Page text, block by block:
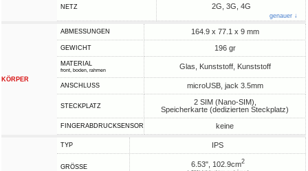
NETZ 2G, 3G, 4G
genauer ↓
KÖRPER
ABMESSUNGEN 164.9 x 77.1 x 9 mm
GEWICHT 196 gr
MATERIAL
front, boden, rahmen Glas, Kunststoff, Kunststoff
ANSCHLUSS microUSB, jack 3.5mm
STECKPLATZ
2 SIM (Nano-SIM),
Speicherkarte (dedizierten Steckplatz)
FINGERABDRUCKSENSOR keine
TYP IPS
GRÖSSE 6.53", 102.9cm2